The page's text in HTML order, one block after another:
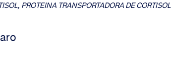
PROTEINA TRANSPORTADORA DE CORTISOL